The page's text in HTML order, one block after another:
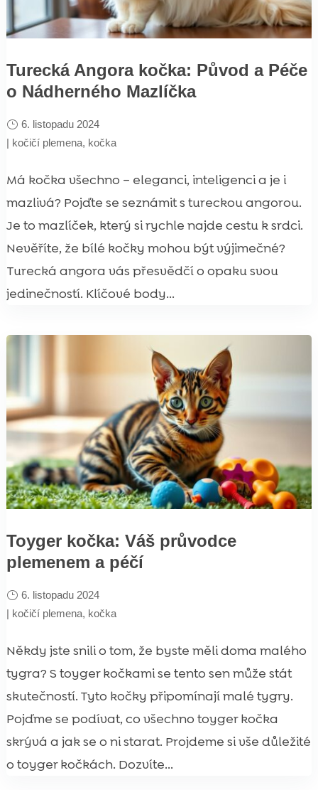
Turecká Angora kočka: Původ a Péče
o Nádherného Mazlíčka
6. listopadu 2024
| kočičí plemena, kočka
Má kočka všechno – eleganci, inteligenci a je i
mazlivá? Pojďte se seznámit s tureckou angorou.
Je to mazlíček, který si rychle najde cestu k srdci.
Nevěříte, že bílé kočky mohou být výjimečné?
Turecká angora vás přesvědčí o opaku svou
jedinečností. Klíčové body...
Toyger kočka: Váš průvodce
plemenem a péčí
6. listopadu 2024
| kočičí plemena, kočka
Někdy jste snili o tom, že byste měli doma malého
tygra? S toyger kočkami se tento sen může stát
skutečností. Tyto kočky připomínají malé tygry.
Pojďme se podívat, co všechno toyger kočka
skrývá a jak se o ni starat. Projdeme si vše důležité
o toyger kočkách. Dozvíte...